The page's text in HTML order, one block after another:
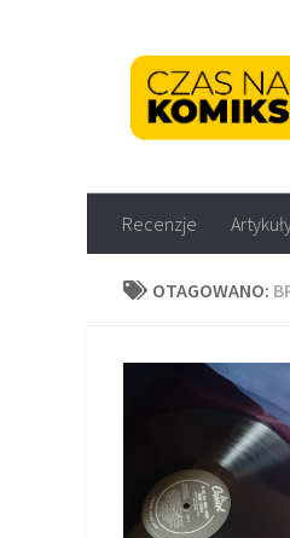
Recenzje
OTAGOWANO: